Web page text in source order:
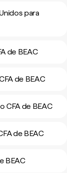
para
de BEAC
de BEAC
CFA de BEAC
de BEAC
BEAC